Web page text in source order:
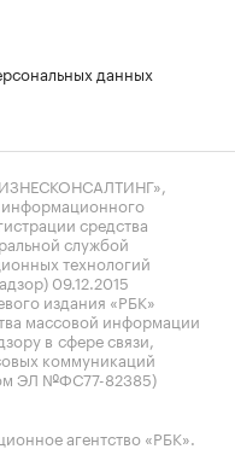
данных
средства
службой
технологий
09.12.2015
издания «РБК»
массовой информации
в сфере связи,
коммуникаций
ЭЛ №ФС77-82385)
агентство «РБК».